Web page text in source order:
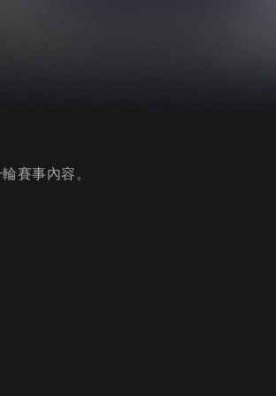
賽事內容。